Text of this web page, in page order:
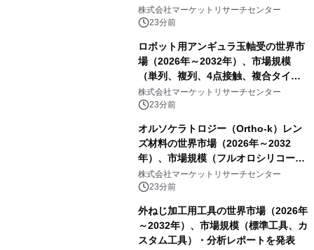
MPV）・分析レポートを発表
株式会社マーケットリサーチセンター
23分前
ロボット用アンギュラ玉軸受の世界市
場（2026年～2032年）、市場規模
（単列、複列、4点接触、複合タイ
プ）・分析レポートを発表
株式会社マーケットリサーチセンター
23分前
オルソケラトロジー（Ortho-k）レン
ズ材料の世界市場（2026年～2032
年）、市場規模（フルオロシリコーン
アクリレート、シリコーンアクリレー
ト、その他）・分析レポートを発表
株式会社マーケットリサーチセンター
23分前
外ねじ加工用工具の世界市場（2026年
～2032年）、市場規模（標準工具、カ
スタム工具）・分析レポートを発表